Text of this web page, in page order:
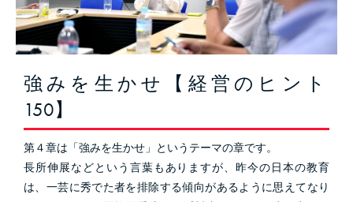
強みを生かせ【経営のヒント
150】
第４章は「強みを生かせ」というテーマの章です。
長所伸展などという言葉もありますが、昨今の日本の教育
は、一芸に秀でた者を排除する傾向があるように思えてなり